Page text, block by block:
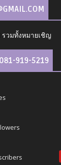
วมทั้งหมายเชิญ
919-5219